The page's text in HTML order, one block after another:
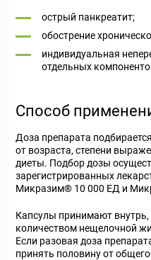
острый панкреатит;
обострение
индивидуальная
отдельных
Способ
Доза препарата
от возраста, степени
диеты. Подбор дозы
зарегистрированных
Микразим® 10 000 ЕД и
Капсулы принимают
количеством нещелочной
Если разовая доза
принять половину от